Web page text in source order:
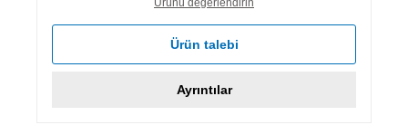
Ürünü değerlendirin
Ürün talebi
Ayrıntılar